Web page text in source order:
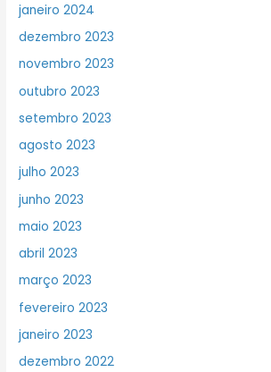
janeiro 2024
dezembro 2023
novembro 2023
outubro 2023
setembro 2023
agosto 2023
julho 2023
junho 2023
maio 2023
abril 2023
março 2023
fevereiro 2023
janeiro 2023
dezembro 2022